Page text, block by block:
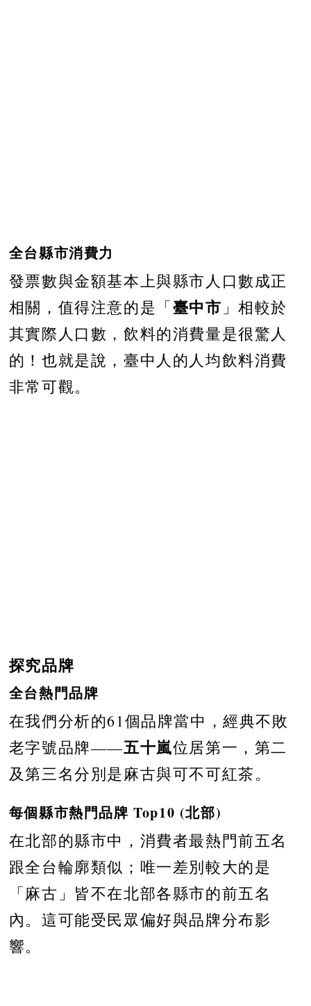
全台縣市消費力
發票數與金額基本上與縣市人口數成正
相關，值得注意的是「臺中市 」相較於
其實際人口數，飲料的消費量是很驚人
的！也就是說，臺中人的人均飲料消費
非常可觀。
探究品牌
全台熱門品牌
在我們分析的61個品牌當中，經典不敗
老字號品牌——五十嵐位居第一，第二
及第三名分別是麻古與可不可紅茶。
每個縣市熱門品牌 Top10 (北部)
在北部的縣市中，消費者最熱門前五名
跟全台輪廓類似；唯一差別較大的是
「麻古」皆不在北部各縣市的前五名
內。這可能受民眾偏好與品牌分布影
響。